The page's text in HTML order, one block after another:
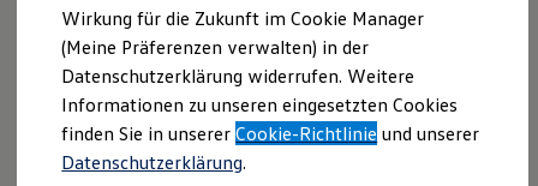
Kommunen & Behörden
Journalisten
Sportvereine
Branchenlösungen
Bau & Handwerk
Gewerbliche Personenbeförderung
Service & mobile Werkstätten
Kurier, Logistik & Handel
unterwegs,entspannter
angekommen
Californiaist noch komfortabler als seine Vorgänger.
Insgesamt finden mehr als 25 verschiedene
Wirkung für die Zukunft im Cookie Manager
(Meine Präferenzen verwalten) in der
Datenschutzerklärung widerrufen. Weitere
Informationen zu unseren eingesetzten Cookies
finden Sie in unsererCookie-Richtlinie und unserer
Datenschutzerklärung.